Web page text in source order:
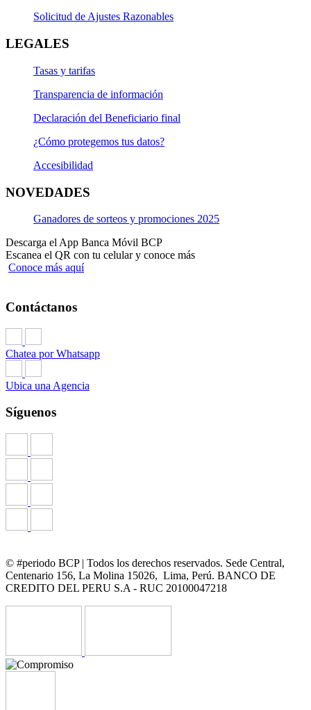
Solicitud de Ajustes Razonables
LEGALES
Tasas y tarifas
Transparencia de información
Declaración del Beneficiario final
¿Cómo protegemos tus datos?
Accesibilidad
NOVEDADES
Ganadores de sorteos y promociones 2025
Descarga el App Banca Móvil BCP
Escanea el QR con tu celular y conoce más
Conoce más aquí
Contáctanos
Chatea por Whatsapp
Ubica una Agencia
Síguenos
© #periodo BCP | Todos los derechos reservados. Sede Central,
Centenario 156, La Molina 15026, Lima, Perú. BANCO DE
CREDITO DEL PERU S.A - RUC 20100047218